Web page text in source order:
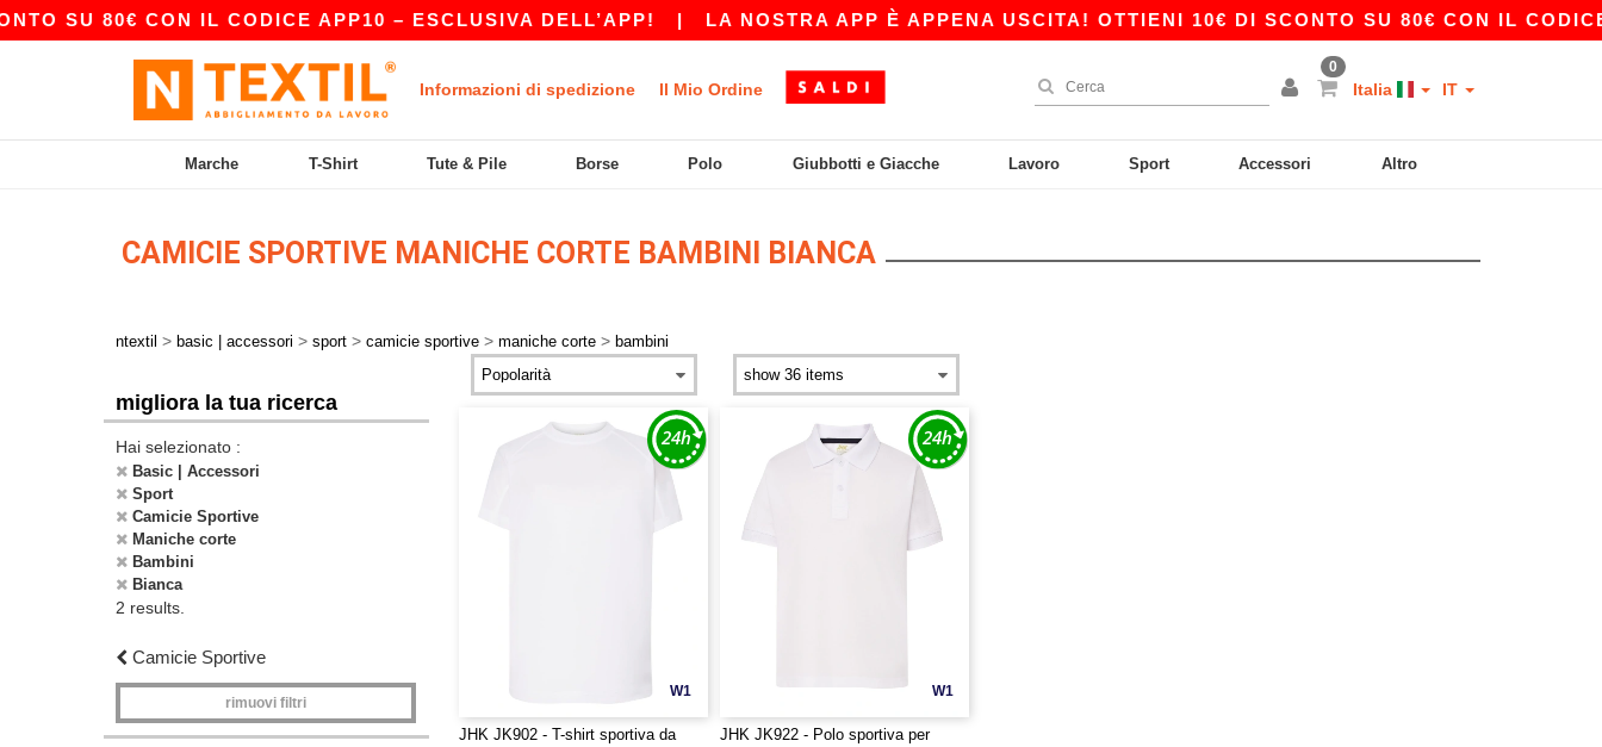
SU 80€ CON IL CODICE APP10 – ESCLUSIVA DELL’APP!| LA NOSTRA APP È APPENA USCITA! OTTIENI 10€ DI SCONTO SU 80€ CON IL CODICE
Informazioni di spedizione Il Mio Ordine
0
Italia IT
Marche T-Shirt Tute & Pile Borse Polo Giubbotti e Giacche Lavoro Sport Accessori Altro
CAMICIE SPORTIVE MANICHE CORTE BAMBINI BIANCA
ntextil > basic | accessori > sport > camicie sportive > maniche corte > bambini
migliora la tua ricerca
Hai selezionato :
Basic | Accessori
Sport
Camicie Sportive
Maniche corte
Bambini
Bianca
2 results.
Camicie Sportive
rimuovi filtri
W1
JHK JK902 - T-shirt sportiva da
W1
JHK JK922 - Polo sportiva per